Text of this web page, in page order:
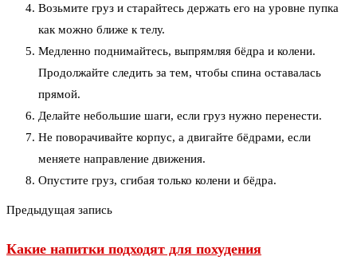
Возьмите груз и старайтесь держать его на уровне пупка
как можно ближе к телу.
Медленно поднимайтесь, выпрямляя бёдра и колени.
Продолжайте следить за тем, чтобы спина оставалась
прямой.
Делайте небольшие шаги, если груз нужно перенести.
Не поворачивайте корпус, а двигайте бёдрами, если
меняете направление движения.
Опустите груз, сгибая только колени и бёдра.
Предыдущая запись
Какие напитки подходят для похудения